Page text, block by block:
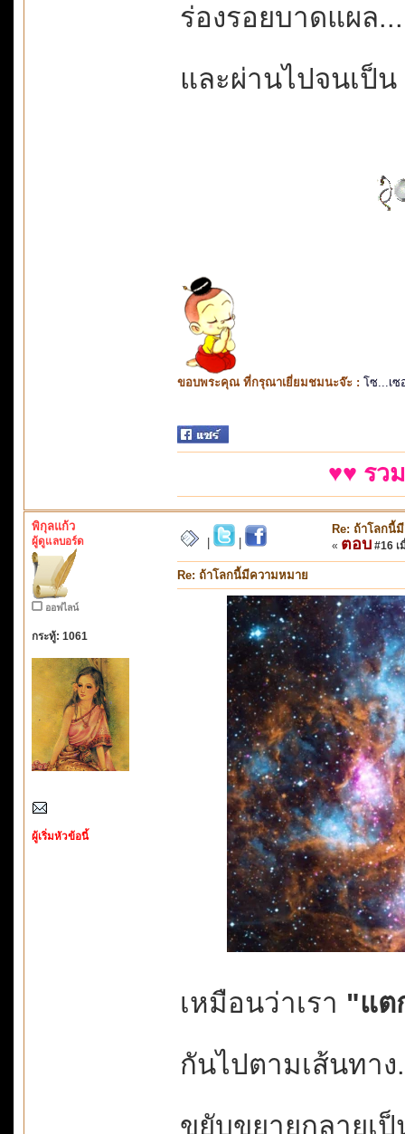
ร่องรอยบาดแผล
และผ่านไปจนเป็น
ขอบพระคุณ ที่กรุณาเยี่ยมชมนะจ๊ะ : โซ...เซ
♥♥ รว
พิกุลแก้ว
ผู้ดูแลบอร์ด
ออฟไลน์
กระทู้: 1061
ผู้เริ่มหัวข้อนี้
Re: ถ้าโลกนี้
« ตอบ #16 เ
Re: ถ้าโลกนี้มีความหมาย
เหมือนว่าเรา "แต
กันไปตามเส้นทา
ขยับขยายกลายเ